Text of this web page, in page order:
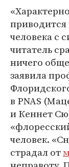
человека с
читатель
ничего
заявила
в PNAS
и Кеннет
человек.
страдал от